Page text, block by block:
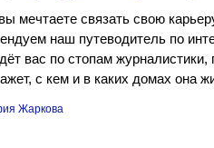
ме­чтаете связать свою
наш путеводитель по
вас по стопам журналистики,
с кем и в каких домах она
Жаркова